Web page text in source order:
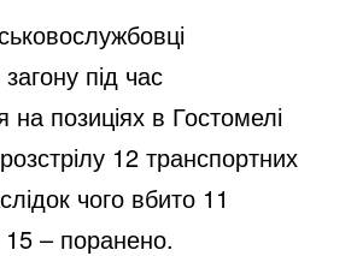
під час
на позиціях в Гостомелі
12 транспортних
чого вбито 11
– поранено.